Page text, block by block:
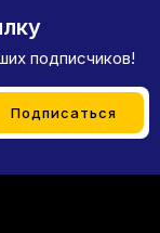
подписчиков!